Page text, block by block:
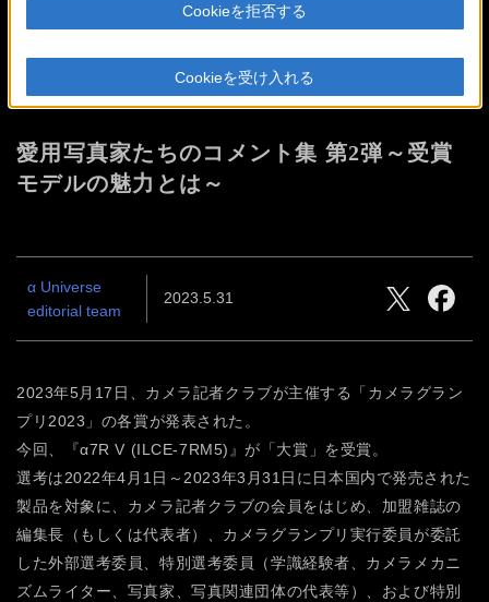
カメラグランプリ2023 大賞受
賞記念
愛用写真家たちのコメント集 第2弾 ～受賞
モデルの魅力とは～
α Universe
editorial team
2023.5.31
2023年5月17日、カメラ記者クラブが主催する「カメラグラン
プリ2023」の各賞が発表された。
今回、『α7R V (ILCE-7RM5)』が「大賞」を受賞。
選考は2022年4月1日～2023年3月31日に日本国内で発売された
製品を対象に、カメラ記者クラブの会員をはじめ、加盟雑誌の
編集長（もしくは代表者）、カメラグランプリ実行委員が委託
した外部選考委員、特別選考委員（学識経験者、カメラメカニ
ズムライター、写真家、写真関連団体の代表等）、および特別
Cookieを拒否する
Cookieを受け入れる